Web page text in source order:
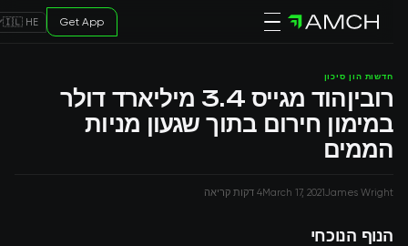
🇮🇱 HE Get App
חדשות הון סיכון
רוביןהוד מגייס 3.4 מיליארד דולר
במימון חירום בתוך שגעון מניות
הממים
James Wright
March 17, 20214 דקות קריאה
הנוף הנוכחי